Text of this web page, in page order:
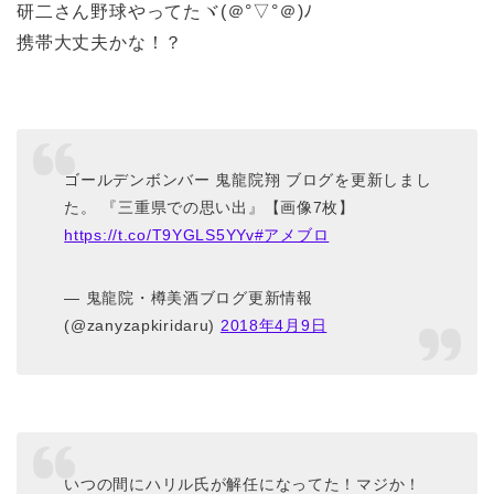
研二さん野球やってたヾ(＠°▽°＠)ﾉ
携帯大丈夫かな！？
ゴールデンボンバー 鬼龍院翔 ブログを更新しまし
た。 『三重県での思い出』【画像7枚】
https://t.co/T9YGLS5YYv#アメブロ
— 鬼龍院・樽美酒ブログ更新情報
(@zanyzapkiridaru) 2018年4月9日
いつの間にハリル氏が解任になってた！マジか！